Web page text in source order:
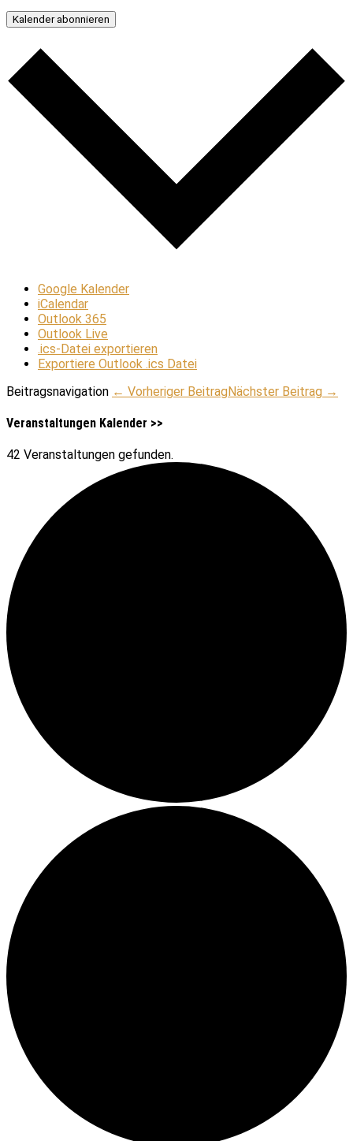
Kalender abonnieren
Google Kalender
iCalendar
Outlook 365
Outlook Live
.ics-Datei exportieren
Exportiere Outlook .ics Datei
Beitragsnavigation ← Vorheriger BeitragNächster Beitrag →
Veranstaltungen Kalender >>
42 Veranstaltungen gefunden.